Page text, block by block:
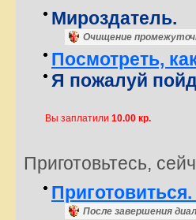
Мироздатель.
Очищение
Посмотреть,
Я пожалуй
Вы заплатили 10.00 кр.
Приготовьтесь,
После завершения